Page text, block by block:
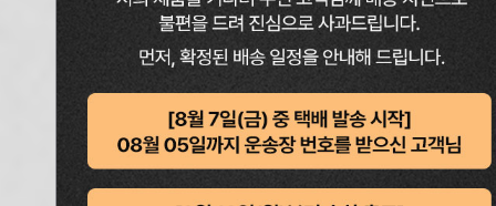
수면
THE